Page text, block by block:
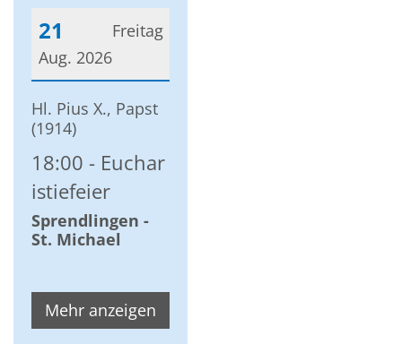
Freitag
21
Aug. 2026
Datum: 21. August 2026
Hl. Pius X., Papst
(1914)
18:00
Euchar
istiefeier
Sprendlingen -
St. Michael
Mehr anzeigen